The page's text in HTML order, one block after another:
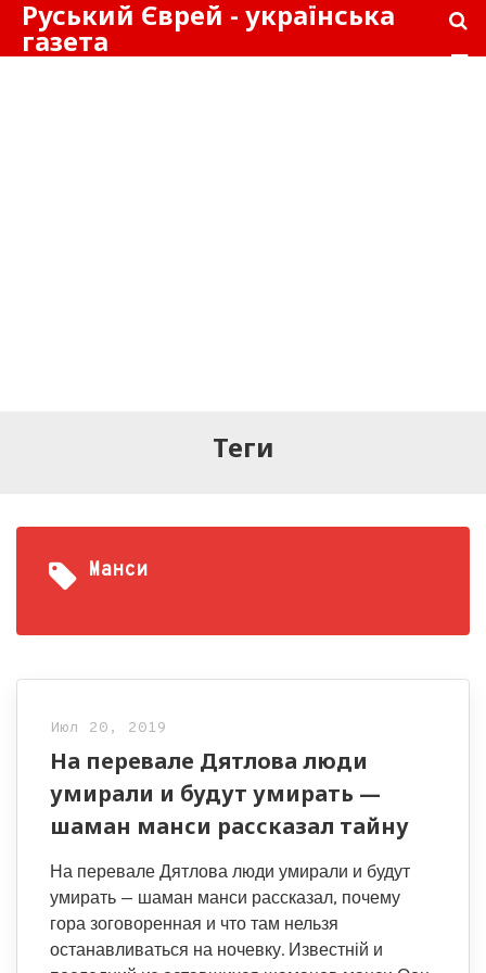
Руський Єврей - українська
газета
Теги
Манси
Июл 20, 2019
На перевале Дятлова люди
умирали и будут умирать —
шаман манси рассказал тайну
На перевале Дятлова люди умирали и будут
умирать — шаман манси рассказал, почему
гора зоговоренная и что там нельзя
останавливаться на ночевку. Известній и